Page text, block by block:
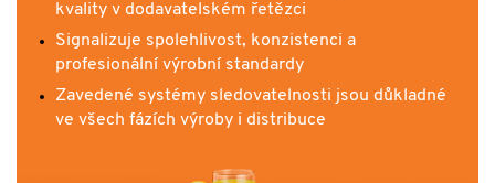
kvality v dodavatelském řetězci
Signalizuje spolehlivost, konzistenci a
profesionální výrobní standardy
Zavedené systémy sledovatelnosti jsou důkladné
ve všech fázích výroby i distribuce